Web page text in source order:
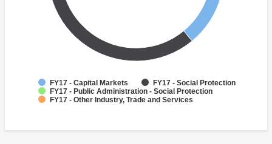
FY17 - Capital Markets
FY17 - Social Protection
FY17 - Public Administration - Social Protection
FY17 - Other Industry, Trade and Services